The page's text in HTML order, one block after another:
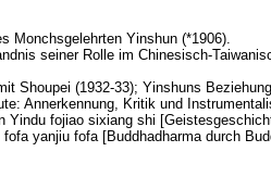
Monchsgelehrten Yinshun (*1906).
seiner Rolle im Chinesisch-
Shoupei (1932-33); Yinshuns
Annerkennung, Kritik und
Yindu fojiao sixiang shi
yanjiu fofa [Buddhadharma durch